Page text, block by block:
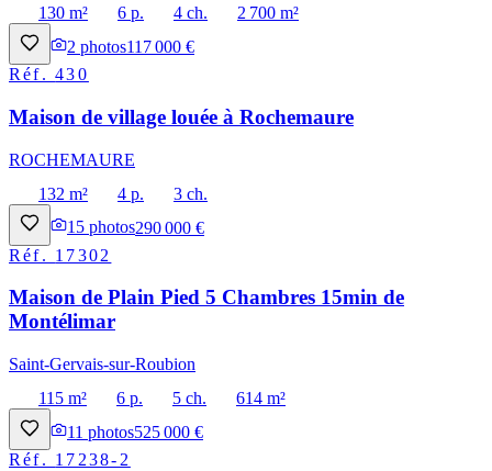
130 m²
6 p. 4 ch.
2 700 m²
2 photos117 000 €
Réf.430
Maison de village louée à Rochemaure
ROCHEMAURE
132 m²
4 p.
3 ch.
15 photos290 000 €
Réf. 17302
Maison de Plain Pied 5 Chambres 15min de
Montélimar
Saint-Gervais-sur-Roubion
115 m²
6 p. 5 ch.
614 m²
11 photos525 000 €
Réf. 17238-2